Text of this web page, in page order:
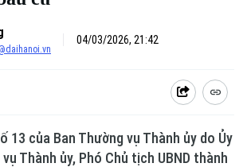
04/03/2026, 21:42
13 của Ban Thường vụ Thành ủy do Ủy
Thành ủy, Phó Chủ tịch UBND thành